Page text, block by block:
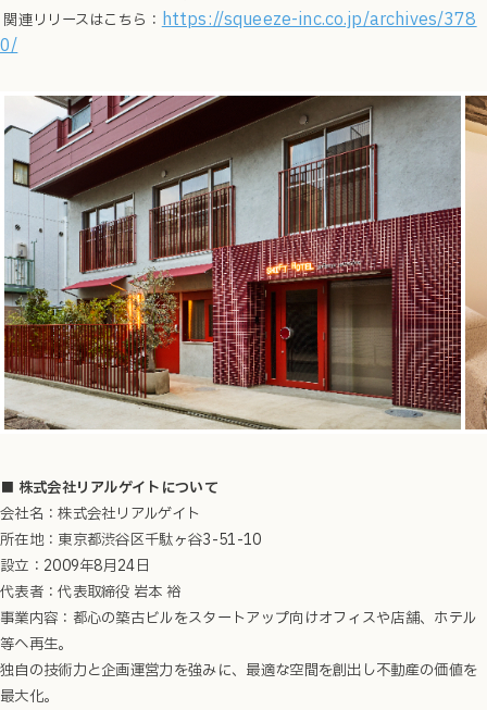
関連リリースはこちら：https://squeeze-inc.co.jp/archives/378
0/
■ 株式会社リアルゲイトについて
会社名：株式会社リアルゲイト
所在地：東京都渋谷区千駄ヶ谷3-51-10
設立：2009年8月24日
代表者：代表取締役 岩本 裕
事業内容：都心の築古ビルをスタートアップ向けオフィスや店舗、ホテル
等へ再生。
独自の技術力と企画運営力を強みに、最適な空間を創出し不動産の価値を
最大化。